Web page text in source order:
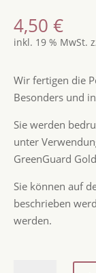
4,50 €
inkl. 19 % MwSt.
Wir fertigen die
Besonders und
Sie werden
unter
GreenGuard
Sie können auf
beschrieben
werden.